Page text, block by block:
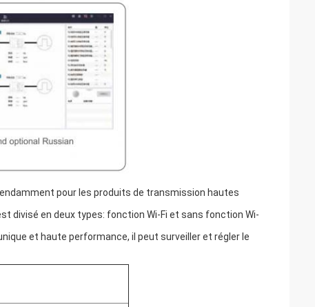
pour les produits de transmission hautes
divisé en deux types: fonction Wi-Fi et sans fonction Wi-
et haute performance, il peut surveiller et régler le